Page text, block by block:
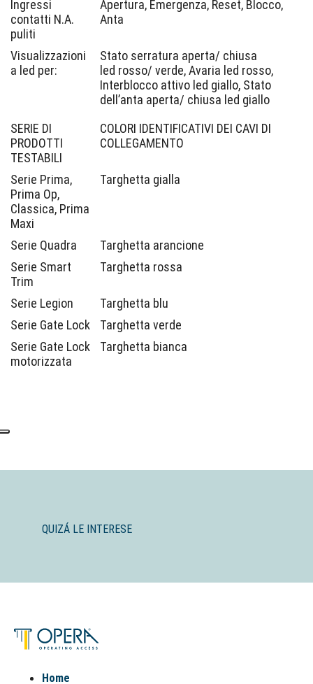
Ingressi
contatti N.A.
puliti
Apertura, Emergenza, Reset, Blocco,
Anta
Visualizzazioni
a led per:
Stato serratura aperta/ chiusa
led rosso/ verde, Avaria led rosso,
Interblocco attivo led giallo, Stato
dell’anta aperta/ chiusa led giallo
SERIE DI
PRODOTTI
TESTABILI
COLORI IDENTIFICATIVI DEI CAVI DI
COLLEGAMENTO
Serie Prima,
Prima Op,
Classica, Prima
Maxi
Targhetta gialla
Serie Quadra
Targhetta arancione
Serie Smart
Trim
Targhetta rossa
Serie Legion
Targhetta blu
Serie Gate Lock
Targhetta verde
Serie Gate Lock
motorizzata
Targhetta bianca
QUIZÁ LE INTERESE
Home